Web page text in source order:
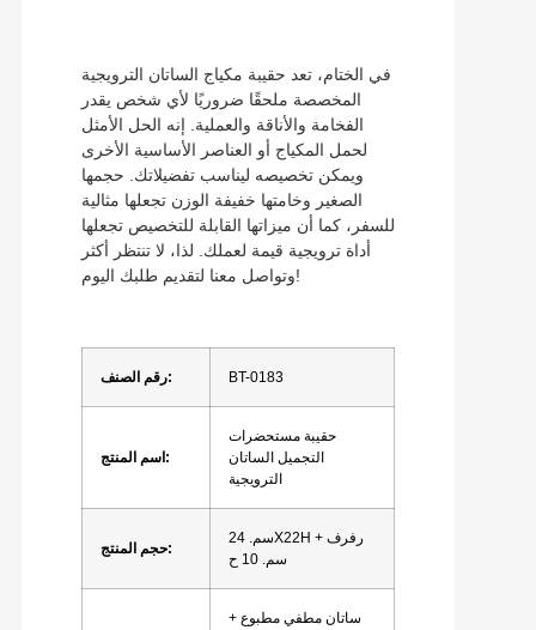
في الختام، تعد حقيبة مكياج الساتان الترويجية
المخصصة ملحقًا ضروريًا لأي شخص يقدر
الفخامة والأناقة والعملية. إنه الحل الأمثل
لحمل المكياج أو العناصر الأساسية الأخرى
ويمكن تخصيصه ليناسب تفضيلاتك. حجمها
الصغير وخامتها خفيفة الوزن تجعلها مثالية
للسفر، كما أن ميزاتها القابلة للتخصيص تجعلها
أداة ترويجية قيمة لعملك. لذا، لا تنتظر أكثر
وتواصل معنا لتقديم طلبك اليوم!
رقم الصنف: BT-0183
اسم المنتج:
حقيبة مستحضرات
التجميل الساتان
الترويجية
حجم المنتج:
سم. 24X22H + رفرف
سم. 10 ح
ساتان مطفي مطبوع +